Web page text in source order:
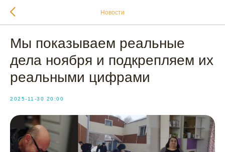
Новости
Мы показываем реальные
дела ноября и подкрепляем их
реальными цифрами
2025-11-30 20:00